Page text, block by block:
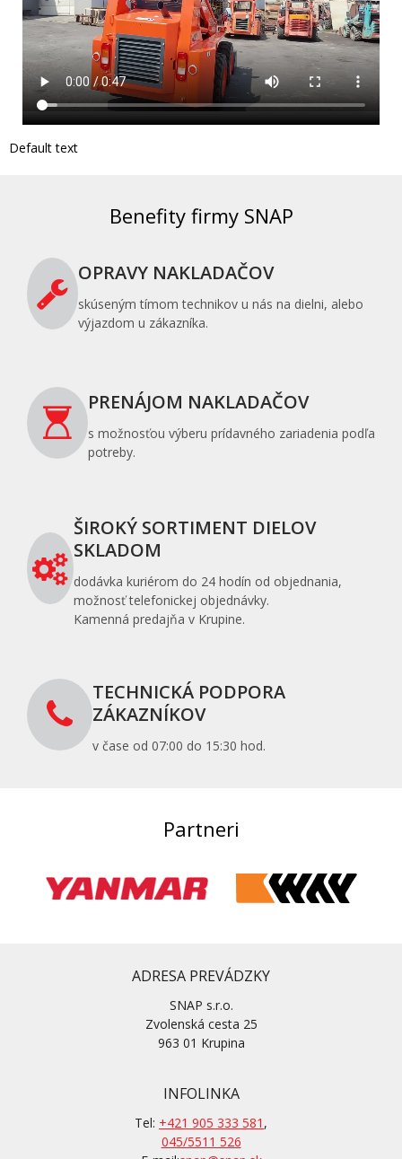
Default text
Benefity firmy SNAP
OPRAVY NAKLADAČOV
skúseným tímom technikov u nás na dielni, alebo
výjazdom u zákazníka.
PRENÁJOM NAKLADAČOV
s možnosťou výberu prídavného zariadenia podľa
potreby.
ŠIROKÝ SORTIMENT DIELOV
SKLADOM
dodávka kuriérom do 24 hodín od objednania,
možnosť telefonickej objednávky.
Kamenná predajňa v Krupine.
TECHNICKÁ PODPORA
ZÁKAZNÍKOV
v čase od 07:00 do 15:30 hod.
Partneri
ADRESA PREVÁDZKY
SNAP s.r.o.
Zvolenská cesta 25
963 01 Krupina
INFOLINKA
Tel: +421 905 333 581 ,
045/5511 526